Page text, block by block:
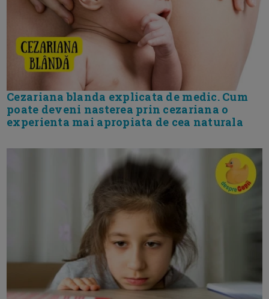
Cezariana blanda explicata de medic. Cum
poate deveni nasterea prin cezariana o
experienta mai apropiata de cea naturala